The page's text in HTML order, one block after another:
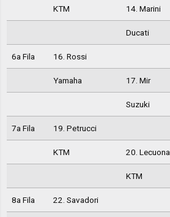
KTM 14. Marini
Ducati
6a Fila 16. Rossi
Yamaha 17. Mir
Suzuki
7a Fila 19. Petrucci
KTM 20. Lecuona
KTM
8a Fila 22. Savadori